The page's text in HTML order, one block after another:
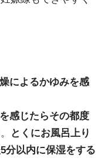
によるかゆみを感
感じたらその都度
とくにお風呂上り
分以内に保湿をする